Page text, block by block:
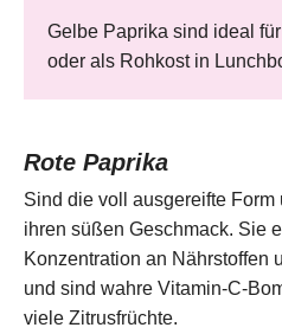
Gelbe Paprika sind ideal
oder als Rohkost in
Rote Paprika
Sind die voll ausgereifte
ihren süßen Geschmack. Sie
Konzentration an Nährstoffen
und sind wahre Vitamin-C-
viele Zitrusfrüchte.